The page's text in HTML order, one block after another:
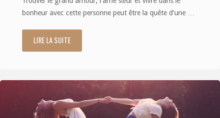
bonheur avec cette personne peut être la quête d’une …
LIRE LA SUITE"Les
étapes
prévisibles